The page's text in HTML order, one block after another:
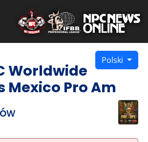
Polski
Worldwide
Mexico Pro Am